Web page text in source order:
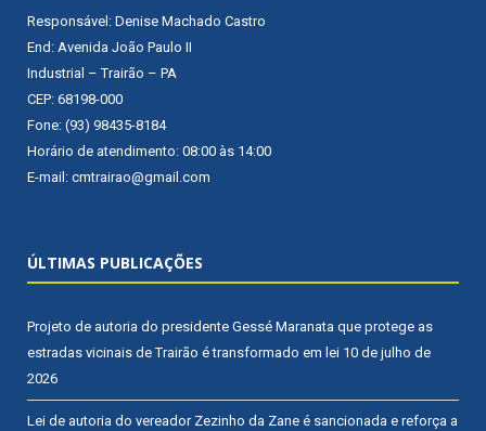
Responsável: Denise Machado Castro
End: Avenida João Paulo II
Industrial – Trairão – PA
CEP: 68198-000
Fone: (93) 98435-8184
Horário de atendimento: 08:00 às 14:00
E-mail: cmtrairao@gmail.com
ÚLTIMAS PUBLICAÇÕES
Projeto de autoria do presidente Gessé Maranata que protege as
estradas vicinais de Trairão é transformado em lei 10 de julho de
2026
Lei de autoria do vereador Zezinho da Zane é sancionada e reforça a